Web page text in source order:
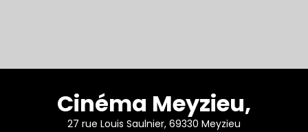
Cinéma Meyzieu,
27 rue Louis Saulnier, 69330 Meyzieu